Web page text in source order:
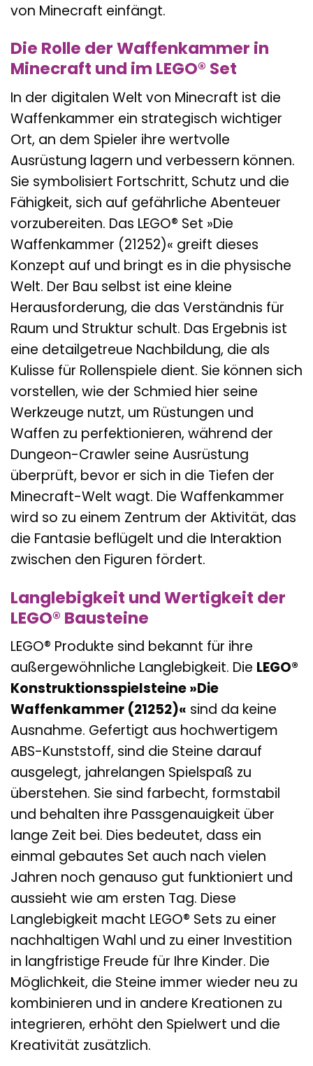
von Minecraft einfängt.
Die Rolle der Waffenkammer in
Minecraft und im LEGO® Set
In der digitalen Welt von Minecraft ist die
Waffenkammer ein strategisch wichtiger
Ort, an dem Spieler ihre wertvolle
Ausrüstung lagern und verbessern können.
Sie symbolisiert Fortschritt, Schutz und die
Fähigkeit, sich auf gefährliche Abenteuer
vorzubereiten. Das LEGO® Set »Die
Waffenkammer (21252)« greift dieses
Konzept auf und bringt es in die physische
Welt. Der Bau selbst ist eine kleine
Herausforderung, die das Verständnis für
Raum und Struktur schult. Das Ergebnis ist
eine detailgetreue Nachbildung, die als
Kulisse für Rollenspiele dient. Sie können sich
vorstellen, wie der Schmied hier seine
Werkzeuge nutzt, um Rüstungen und
Waffen zu perfektionieren, während der
Dungeon-Crawler seine Ausrüstung
überprüft, bevor er sich in die Tiefen der
Minecraft-Welt wagt. Die Waffenkammer
wird so zu einem Zentrum der Aktivität, das
die Fantasie beflügelt und die Interaktion
zwischen den Figuren fördert.
Langlebigkeit und Wertigkeit der
LEGO® Bausteine
LEGO® Produkte sind bekannt für ihre
außergewöhnliche Langlebigkeit. Die LEGO®
Konstruktionsspielsteine »Die
Waffenkammer (21252)« sind da keine
Ausnahme. Gefertigt aus hochwertigem
ABS-Kunststoff, sind die Steine darauf
ausgelegt, jahrelangen Spielspaß zu
überstehen. Sie sind farbecht, formstabil
und behalten ihre Passgenauigkeit über
lange Zeit bei. Dies bedeutet, dass ein
einmal gebautes Set auch nach vielen
Jahren noch genauso gut funktioniert und
aussieht wie am ersten Tag. Diese
Langlebigkeit macht LEGO® Sets zu einer
nachhaltigen Wahl und zu einer Investition
in langfristige Freude für Ihre Kinder. Die
Möglichkeit, die Steine immer wieder neu zu
kombinieren und in andere Kreationen zu
integrieren, erhöht den Spielwert und die
Kreativität zusätzlich.